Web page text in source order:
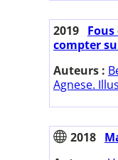
2019
compter
Auteurs :
Agnese.
2018